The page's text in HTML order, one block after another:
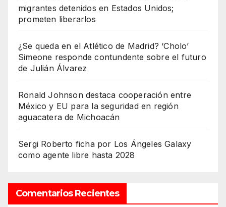
migrantes detenidos en Estados Unidos;
prometen liberarlos
¿Se queda en el Atlético de Madrid? ‘Cholo’
Simeone responde contundente sobre el futuro
de Julián Álvarez
Ronald Johnson destaca cooperación entre
México y EU para la seguridad en región
aguacatera de Michoacán
Sergi Roberto ficha por Los Ángeles Galaxy
como agente libre hasta 2028
Comentarios Recientes